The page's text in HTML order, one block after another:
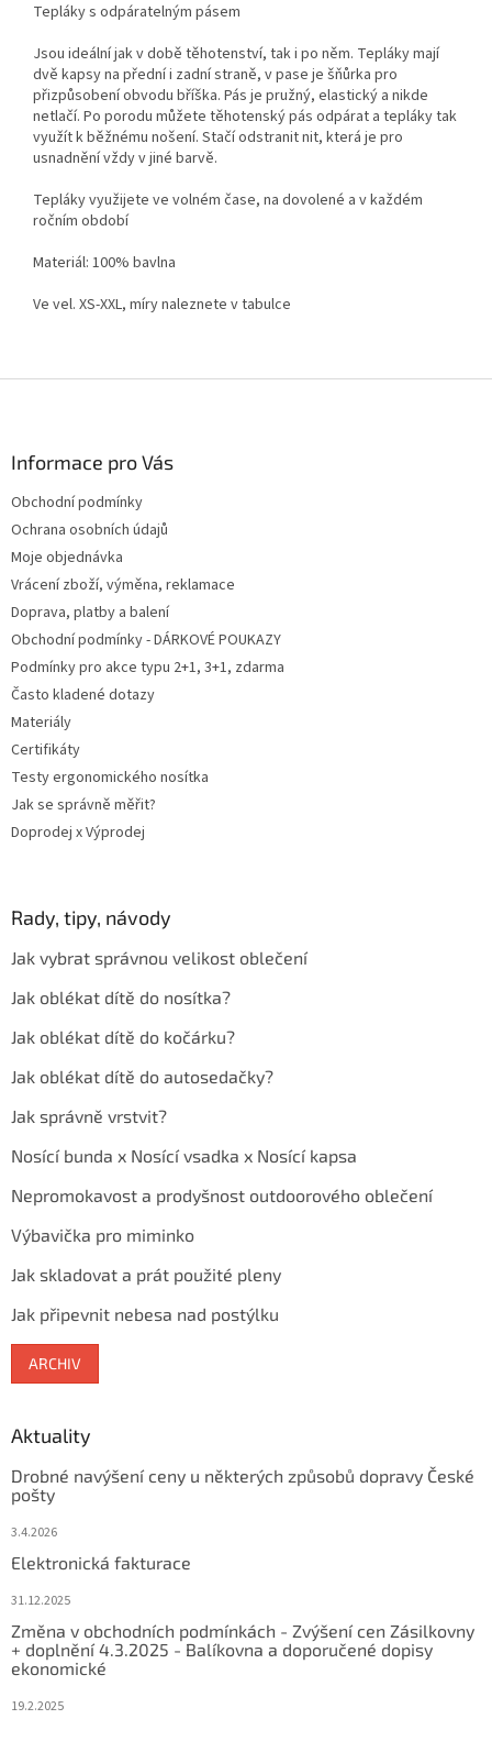
Tepláky s odpáratelným pásem
Jsou ideální jak v době těhotenství, tak i po něm. Tepláky mají
dvě kapsy na přední i zadní straně, v pase je šňůrka pro
přizpůsobení obvodu bříška. Pás je pružný, elastický a nikde
netlačí. Po porodu můžete těhotenský pás odpárat a tepláky tak
využít k běžnému nošení. Stačí odstranit nit, která je pro
usnadnění vždy v jiné barvě.
Tepláky využijete ve volném čase, na dovolené a v každém
ročním období
Materiál: 100% bavlna
Ve vel. XS-XXL, míry naleznete v tabulce
Informace pro Vás
Obchodní podmínky
Ochrana osobních údajů
Moje objednávka
Vrácení zboží, výměna, reklamace
Doprava, platby a balení
Obchodní podmínky - DÁRKOVÉ POUKAZY
Podmínky pro akce typu 2+1, 3+1, zdarma
Často kladené dotazy
Materiály
Certifikáty
Testy ergonomického nosítka
Jak se správně měřit?
Doprodej x Výprodej
Rady, tipy, návody
Jak vybrat správnou velikost oblečení
Jak oblékat dítě do nosítka?
Jak oblékat dítě do kočárku?
Jak oblékat dítě do autosedačky?
Jak správně vrstvit?
Nosící bunda x Nosící vsadka x Nosící kapsa
Nepromokavost a prodyšnost outdoorového oblečení
Výbavička pro miminko
Jak skladovat a prát použité pleny
Jak připevnit nebesa nad postýlku
ARCHIV
Aktuality
Drobné navýšení ceny u některých způsobů dopravy České
pošty
3.4.2026
Elektronická fakturace
31.12.2025
Změna v obchodních podmínkách - Zvýšení cen Zásilkovny
+ doplnění 4.3.2025 - Balíkovna a doporučené dopisy
ekonomické
19.2.2025